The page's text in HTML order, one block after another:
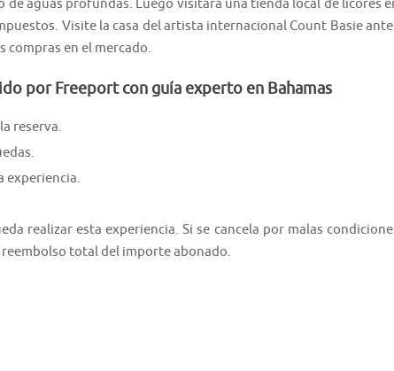
de aguas profundas. Luego visitará una tienda local de licores
Visite la casa del artista internacional Count Basie
compras en el mercado.
por Freeport con guía experto en Bahamas
reserva.
experiencia.
realizar esta experiencia. Si se cancela por malas
total del importe abonado.